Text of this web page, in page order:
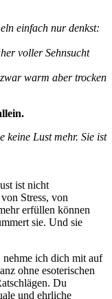
einfach nur denkst:
voller Sehnsucht
warm aber trocken
keine Lust mehr. Sie ist
ist nicht
Stress, von
erfüllen können
sie. Und sie
nehme ich dich mit auf
ohne esoterischen
Du
und ehrliche